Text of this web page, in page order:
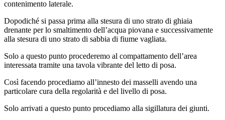
contenimento laterale.
Dopodiché si passa prima alla stesura di uno strato di ghiaia
drenante per lo smaltimento dell’acqua piovana e successivamente
alla stesura di uno strato di sabbia di fiume vagliata.
Solo a questo punto procederemo al compattamento dell’area
interessata tramite una tavola vibrante del letto di posa.
Così facendo procediamo all’innesto dei masselli avendo una
particolare cura della regolarità e del livello di posa.
Solo arrivati a questo punto procediamo alla sigillatura dei giunti.